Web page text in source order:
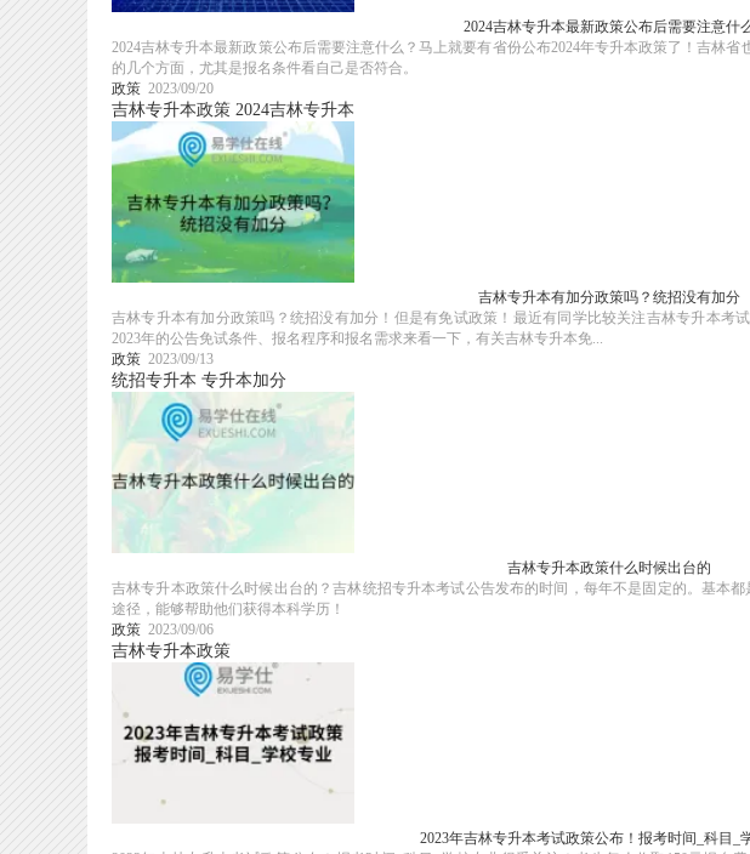
2024吉林专升本最新政策公布后需要注意什
2024吉林专升本最新政策公布后需要注意什么？马上就要有省份公布2024年专升本政策了！吉林
的几个方面，尤其是报名条件看自己是否符合。
政策 2023/09/20
吉林专升本政策 2024吉林专升本
吉林专升本有加分政策吗？统招没有加分
吉林专升本有加分政策吗？统招没有加分！但是有免试政策！最近有同学比较关注吉林专升本考
2023年的公告免试条件、报名程序和报名需求来看一下，有关吉林专升本免...
政策 2023/09/13
统招专升本 专升本加分
吉林专升本政策什么时候出台的
吉林专升本政策什么时候出台的？吉林统招专升本考试公告发布的时间，每年不是固定的。基本
途径，能够帮助他们获得本科学历！
政策 2023/09/06
吉林专升本政策
2023年吉林专升本考试政策公布！报考时间_科目_